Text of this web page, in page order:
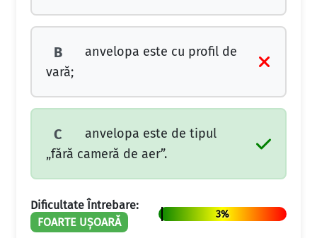
B
anvelopa este cu profil de
vară;
C
anvelopa este de tipul
„fără cameră de aer”.
Dificultate Întrebare:
FOARTE UȘOARĂ
3%